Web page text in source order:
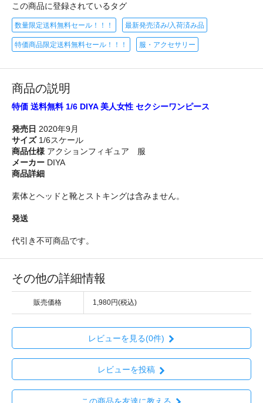
この商品に登録されているタグ
数量限定送料無料セール！！！ 最新発売済み/入荷済み品
特価商品限定送料無料セール！！！ 服・アクセサリー
商品の説明
特価 送料無料 1/6 DIYA 美人女性 セクシーワンピース
発売日 2020年9月
サイズ1/6スケール
商品仕様 アクションフィギュア 服
メーカー DIYA
商品詳細
素体とヘッドと靴とストキングは含みません。
発送
代引き不可商品です。
その他の詳細情報
販売価格 1,980円(税込)
レビューを見る(0件)
レビューを投稿
この商品を友達に教える